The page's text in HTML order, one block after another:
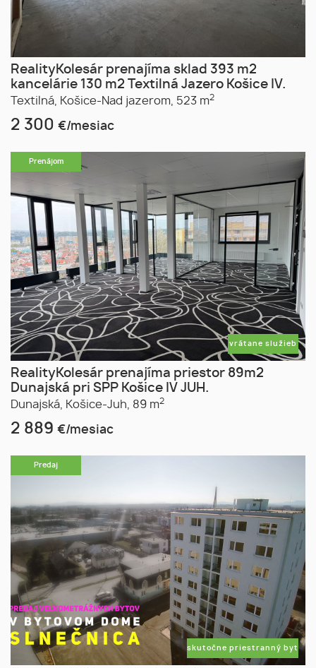
RealityKolesár prenajíma sklad 393 m2
kancelárie 130 m2 Textilná Jazero Košice IV.
Textilná, Košice-Nad jazerom, 523 m2
2 300 €/mesiac
Prenájom
vrátane služieb
RealityKolesár prenajíma priestor 89m2
Dunajská pri SPP Košice IV JUH.
Dunajská, Košice-Juh, 89 m2
2 889 €/mesiac
Predaj
skutočne priestranný byt